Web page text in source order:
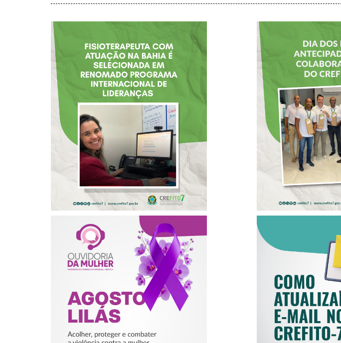
FISIOTERAPEUTA
COM ATUAÇÃO NA
BAHIA É
SELECIONADA EM
RENOMADO
PROGRAMA
INTERNACIONAL
DE LIDERANÇAS
DIA
DO
AGOSTO LILÁS –
ACOLHER,
PROTEGER E
COMBATER A
VIOLÊNCIA
CONTRA A
MULHER
COMO
SEU E-